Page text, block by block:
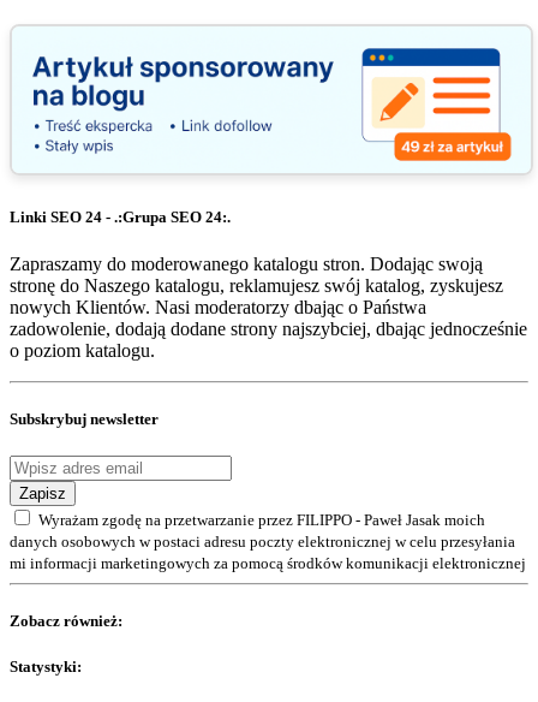
Linki SEO 24 - .:Grupa SEO 24:.
Zapraszamy do moderowanego katalogu stron. Dodając swoją
stronę do Naszego katalogu, reklamujesz swój katalog, zyskujesz
nowych Klientów. Nasi moderatorzy dbając o Państwa
zadowolenie, dodają dodane strony najszybciej, dbając jednocześnie
o poziom katalogu.
Subskrybuj newsletter
Zapisz
Wyrażam zgodę na przetwarzanie przez FILIPPO - Paweł Jasak moich
danych osobowych w postaci adresu poczty elektronicznej w celu przesyłania
mi informacji marketingowych za pomocą środków komunikacji elektronicznej
Zobacz również:
Statystyki: